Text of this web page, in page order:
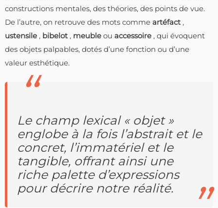
constructions mentales, des théories, des points de vue.
De l’autre, on retrouve des mots comme artéfact ,
ustensile , bibelot , meuble ou accessoire , qui évoquent
des objets palpables, dotés d’une fonction ou d’une
valeur esthétique.
Le champ lexical « objet »
englobe à la fois l’abstrait et le
concret, l’immatériel et le
tangible, offrant ainsi une
riche palette d’expressions
pour décrire notre réalité.